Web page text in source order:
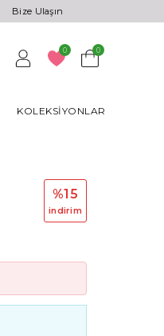
Bize Ulaşın
0 0
KOLEKSIYONLAR
%15
i̇ndi̇ri̇m